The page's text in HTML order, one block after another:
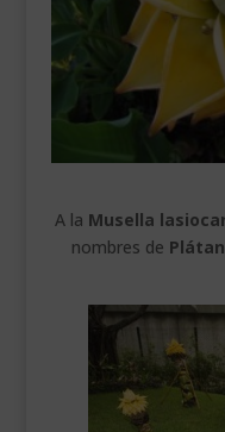
VEURE EN CATALÀ
A la Musella
nombres de